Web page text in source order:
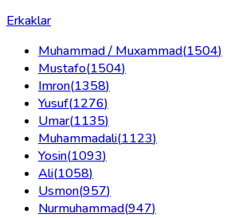
Erkaklar
Muhammad / Muxammad(1504)
Mustafo(1504)
Imron(1358)
Yusuf(1276)
Umar(1135)
Muhammadali(1123)
Yosin(1093)
Ali(1058)
Usmon(957)
Nurmuhammad(947)